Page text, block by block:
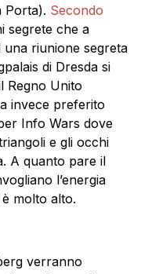
Porta). Secondo
segrete che a
riunione segreta
di Dresda si
Regno Unito
invece preferito
Info Wars dove
e gli occhi
A quanto pare il
l’energia
molto alto.
verranno